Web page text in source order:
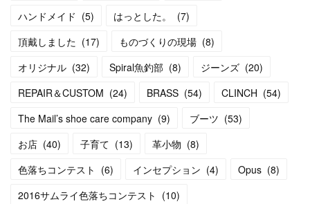
ハンドメイド (5) はっとした。 (7)
頂戴しました (17) ものづくりの現場 (8)
オリジナル (32) Spiral魚釣部 (8) ジーンズ (20)
REPAIR＆CUSTOM (24) BRASS (54) CLINCH (54)
The Mail’s shoe care company (9) ブーツ (53)
お店 (40) 子育て (13) 革小物 (8)
色落ちコンテスト (6) インセプション (4) Opus (8)
2016サムライ色落ちコンテスト (10)